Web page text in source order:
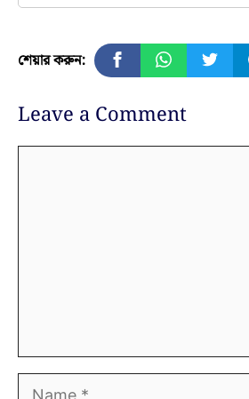
শেয়ার করুন:
Leave a Comment
Name